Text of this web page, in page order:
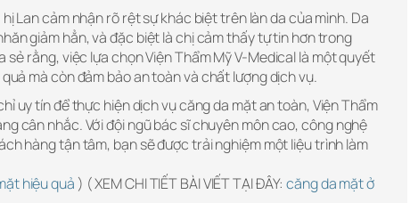
Lan cảm nhận rõ rệt sự khác biệt trên làn da của mình. Da
giảm hẳn, và đặc biệt là chị cảm thấy tự tin hơn trong
sẻ rằng, việc lựa chọn Viện Thẩm Mỹ V-Medical là một quyết
mà còn đảm bảo an toàn và chất lượng dịch vụ.
uy tín để thực hiện dịch vụ căng da mặt an toàn, Viện Thẩm
cân nhắc. Với đội ngũ bác sĩ chuyên môn cao, công nghệ
hàng tận tâm, bạn sẽ được trải nghiệm một liệu trình làm
hiệu quả ) ( XEM CHI TIẾT BÀI VIẾT TẠI ĐÂY:căng da mặt ở